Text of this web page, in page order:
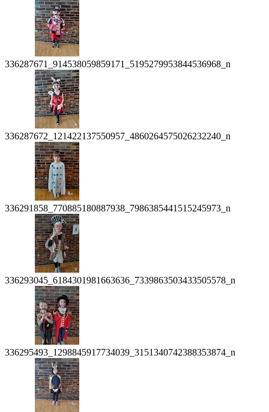
336287671_914538059859171_5195279953844536968_n
336287672_121422137550957_4860264575026232240_n
336291858_770885180887938_7986385441515245973_n
336293045_6184301981663636_7339863503433505578_n
336295493_1298845917734039_3151340742388353874_n